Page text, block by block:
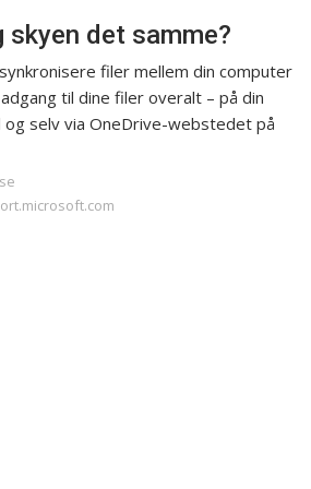
skyen det samme?
filer mellem din computer
til dine filer overalt – på din
selv via OneDrive-webstedet på